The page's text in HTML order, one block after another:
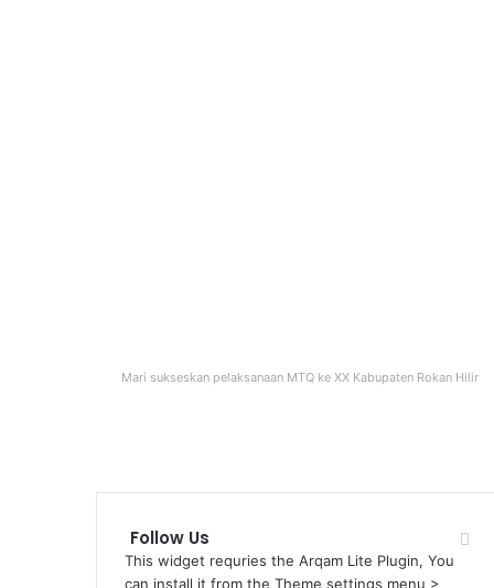
Mari sukseskan pelaksanaan MTQ ke XX Kabupaten Rokan Hilir
Follow Us
This widget requries the Arqam Lite Plugin, You
can install it from the Theme settings menu >